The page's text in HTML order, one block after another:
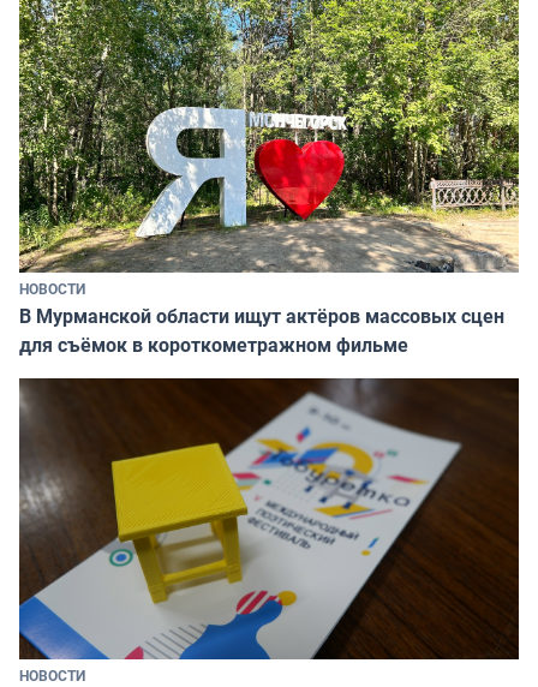
НОВОСТИ
В Мурманской области ищут актёров массовых сцен
для съёмок в короткометражном фильме
НОВОСТИ